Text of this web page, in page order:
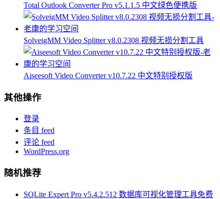
Total Outlook Converter Pro v5.1.1.5 中文绿色便携版
SolveigMM Video Splitter v8.0.2308 视频无损分割工具
Aiseesoft Video Converter v10.7.22 中文特别授权版
其他操作
登录
条目 feed
评论 feed
WordPress.org
随机推荐
SQLite Expert Pro v5.4.2.512 数据库可视化管理工具免费